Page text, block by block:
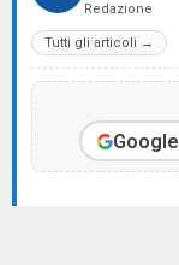
Redazione
Tutti gli articoli →
Google